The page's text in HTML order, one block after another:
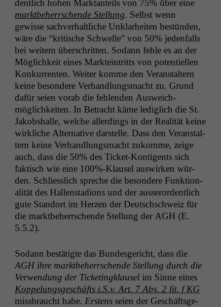
dentlich hohen Mark­tan­teils von 75% über eine
mark­t­be­herrschende Stel­lung. Selb­st wenn
gewisse sachver­haltliche Unklarheit­en bestün­den,
wäre die “kri­tis­che Schwelle” von 50% jeden­falls
bei weit­em über­schrit­ten. Sodann fehle es an der
Möglichkeit eines Mark­tein­tritts von poten­tiellen
Konkur­renten. Weit­er komme den Ver­anstal­tern
keine beson­dere Ver­hand­lungs­macht zu. Grund
dafür seien vor­ab die fehlen­den Auswe­ich­
möglichkeit­en. In Betra­cht käme lediglich die St.
Jakob­shalle, welche allerd­ings in der Real­ität keine
wirk­liche Alter­na­tive darstelle. Dass den Ver­anstal­
tern keine Ver­hand­lungs­macht zukomme, zeige
auch, dass die 50% des Tick­et-Kon­ti­gents sich
fak­tisch wie eine 100%-Klausel auswirken wür­
den. Schliesslich spreche die beson­dere Funk­tion­
al­ität des Hal­len­sta­dions und der ausseror­dentlich
gute Stan­dort im Herzen der Deutschschweiz für
die mark­t­be­herrschende Stel­lung der AGH (E.
5.5.2).
Sodann bestätigte das Bun­des­gericht, dass die
AGHihre mark­t­be­herrschende Stel­lung durch die
Ver­wen­dung der Tick­et­ingk­lausel im Sinne eines
Kop­pelungs­geschäfts i.S.v. Art. 7 Abs. 2 lit. fKG
miss­braucht habe. Erstens seien der Geschäfts­ge­